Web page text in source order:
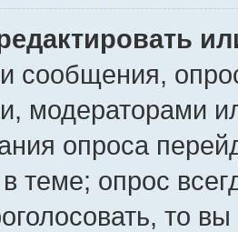
сообщения,
модераторами
опроса
теме; опрос
то